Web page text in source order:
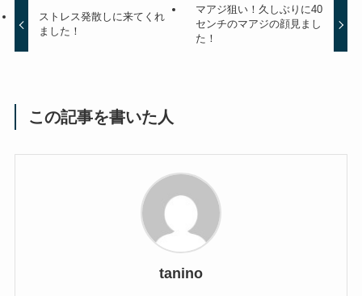
ストレス発散しに来てくれ
ました！
マアジ狙い！久しぶりに40
センチのマアジの顔見まし
た！
この記事を書いた人
tanino